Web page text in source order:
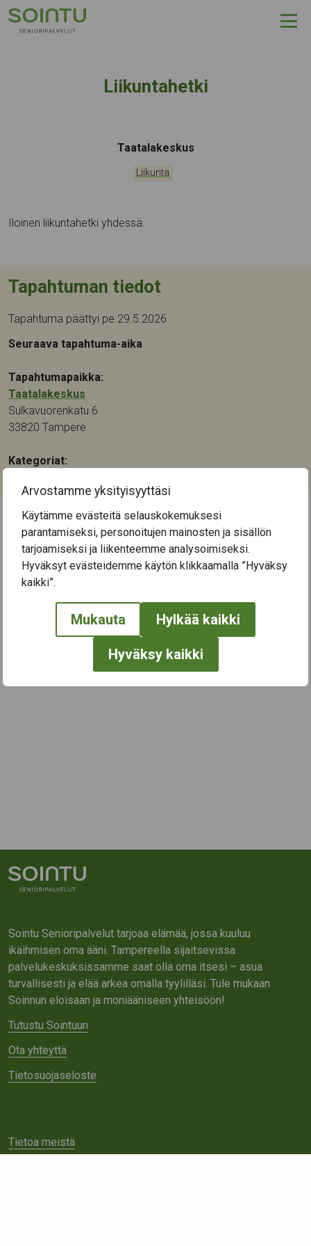
Arvostamme yksityisyyttäsi
Käytämme evästeitä selauskokemuksesi
parantamiseksi, personoitujen mainosten ja sisällön
tarjoamiseksi ja liikenteemme analysoimiseksi.
Hyväksyt evästeidemme käytön klikkaamalla ”Hyväksy
kaikki”.
Mukauta Hylkää kaikki
Hyväksy kaikki
Hyppää sisältöön
Liikuntahetki
Tapahtumapaikka:
Taatalakeskus
Kategoriat:
Liikunta
Iloinen liikuntahetki yhdessä.
Tapahtuman tiedot
Tapahtuma päättyi pe 29.5.2026
Seuraava tapahtuma-aika
Tapahtumapaikka:
Taatalakeskus
Sulkavuorenkatu 6
33820 Tampere
Kategoriat:
← Näytä kaikki tapahtumat
Sointu Senioripalvelut tarjoaa elämää, jossa kuuluu
ikäihmisen oma ääni. Tampereella sijaitsevissa
palvelukeskuksissamme saat olla oma itsesi – asua
turvallisesti ja elää arkea omalla tyylilläsi. Tule mukaan
Soinnun eloisaan ja moniääniseen yhteisöön!
Tutustu Sointuun
Ota yhteyttä
Tietosuojaseloste
Tietoa meistä